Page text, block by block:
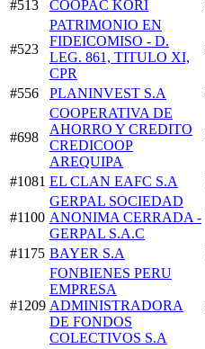
#513
COOPAC KORI
#523
PATRIMONIO EN
FIDEICOMISO - D.
LEG. 861, TITULO XI,
CPR
#556 PLANINVEST S.A
#698
COOPERATIVA DE
AHORRO Y CREDITO
CREDICOOP
AREQUIPA
#1081 EL CLAN EAFC S.A
#1100
GERPAL SOCIEDAD
ANONIMA CERRADA -
GERPAL S.A.C
#1175 BAYER S.A
#1209
FONBIENES PERU
EMPRESA
ADMINISTRADORA
DE FONDOS
COLECTIVOS S.A